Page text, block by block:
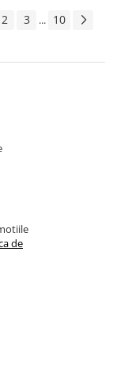
2 3 ... 10
de